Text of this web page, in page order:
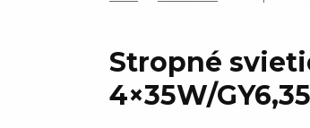
Stropné
4×35W/